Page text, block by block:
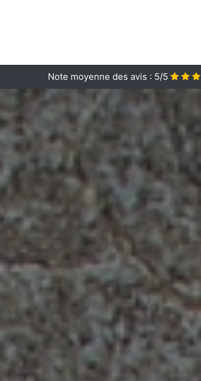
Note moyenne des avis : 5/5